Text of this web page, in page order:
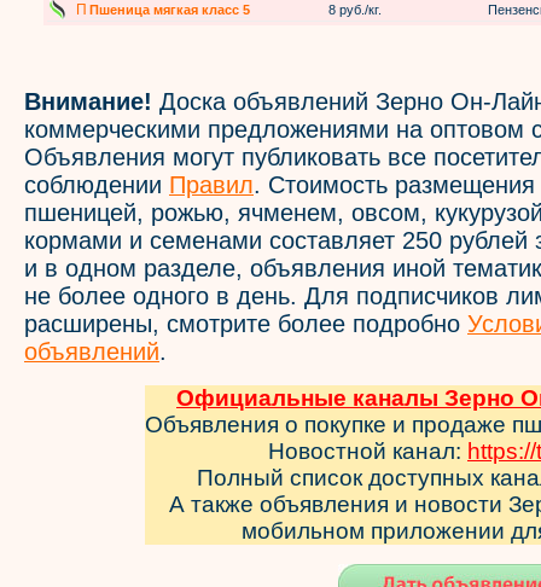
П Пшеница мягкая класс 5 8 руб./кг.
Внимание! Доска объявлений Зерно Он-
коммерческими предложениями на оптовом
Объявления могут публиковать все
соблюдении Правил. Стоимость
пшеницей, рожью, ячменем, овсом,
кормами и семенами составляет 250 рублей
и в одном разделе, объявления иной
не более одного в день. Для подписчиков
расширены, смотрите более подробно
объявлений.
Официальные каналы Зерно
Объявления о покупке и продаже
Новостной канал:
Полный список доступных
А также объявления и новости
мобильном приложении